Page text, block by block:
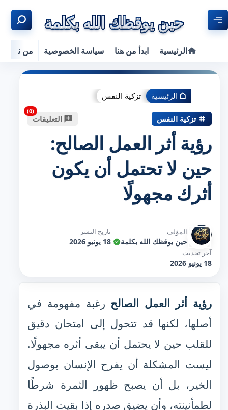
الرئيسية ابدأ من هنا سياسة الخصوصية من نحن
الرئيسية تزكية النفس
تزكية النفس التعليقات
رؤية أثر العمل الصالح:
حين لا تحتمل أن يكون
أثرك مجهولًا
المؤلف
حين يوقظك الله بكلمة
تاريخ النشر
18 يونيو 2026
آخر تحديث
18 يونيو 2026
رؤية أثر العمل الصالح رغبة مفهومة في
أصلها، لكنها قد تتحول إلى امتحان دقيق
للقلب حين لا يحتمل أن يبقى أثره مجهولًا.
ليست المشكلة أن يفرح الإنسان بوصول
الخير، بل أن يصبح ظهور الثمرة شرطًا
لطمأنينته، وأن يضيق صدره إذا بقيت البذرة